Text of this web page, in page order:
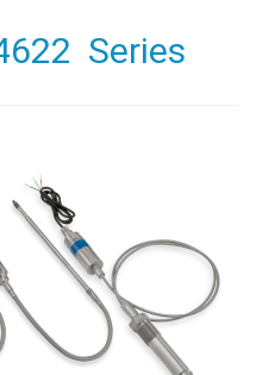
Series